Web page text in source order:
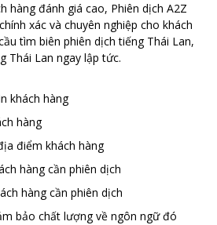
hàng đánh giá cao, Phiên dịch A2Z
xác và chuyên nghiệp cho khách
tìm biên phiên dịch tiếng Thái Lan,
Thái Lan ngay lập tức.
khách hàng
hàng
điểm khách hàng
hàng cần phiên dịch
hàng cần phiên dịch
bảo chất lượng về ngôn ngữ đó